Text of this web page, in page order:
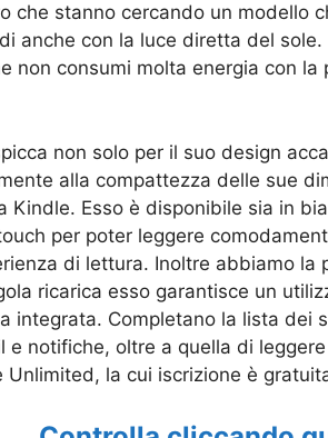
che stanno cercando un modello
anche con la luce diretta del
non consumi molta energia con
non solo per il suo design
alla compattezza delle sue
Kindle. Esso è disponibile sia in
per poter leggere
di lettura. Inoltre abbiamo
ricarica esso garantisce un
integrata. Completano la lista dei
e notifiche, oltre a quella di
Unlimited, la cui iscrizione è